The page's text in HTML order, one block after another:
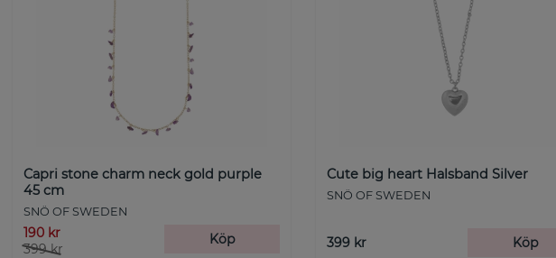
Capri stone charm neck gold purple
45 cm
SNÖ OF SWEDEN
190 kr
399 kr
Köp
Cute big heart Halsband Silver
SNÖ OF SWEDEN
399 kr Köp